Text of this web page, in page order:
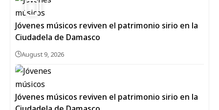
Jóvenes músicos reviven el patrimonio sirio en la
Ciudadela de Damasco
August 9, 2026
Jóvenes músicos reviven el patrimonio sirio en la